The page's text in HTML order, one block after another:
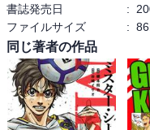
書誌発売日
:
ファイルサイズ
:
同じ著者の作品